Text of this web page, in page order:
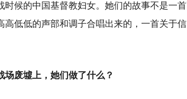
时候的中国基督教妇女。她们的故事不是一
高低低的声部和调子合唱出来的，一首关于
场废墟上，她们做了什么？